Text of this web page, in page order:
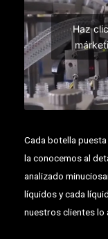
Cada botella
la conocemos al
analizado
líquidos y cada
nuestros clientes lo
Haz